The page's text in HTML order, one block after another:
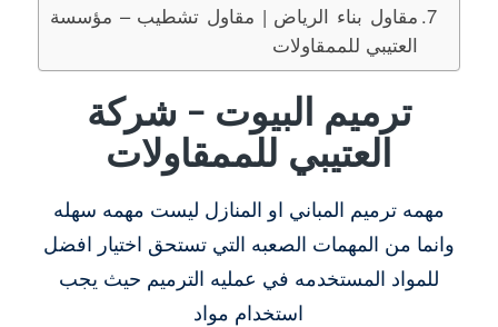
مقاول بناء الرياض | مقاول تشطيب – مؤسسة
العتيبي للممقاولات
ترميم البيوت – شركة
العتيبي للممقاولات
مهمه ترميم المباني او المنازل ليست مهمه سهله
وانما من المهمات الصعبه التي تستحق اختيار افضل
للمواد المستخدمه في عمليه الترميم حيث يجب
استخدام مواد